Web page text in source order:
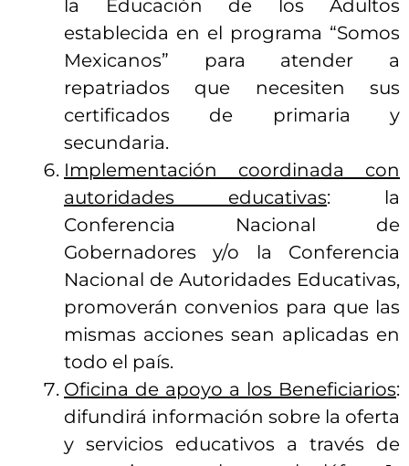
la Educación de los Adultos
establecida en el programa “Somos
Mexicanos” para atender a
repatriados que necesiten sus
certificados de primaria y
secundaria.
Implementación coordinada con
autoridades educativas: la
Conferencia Nacional de
Gobernadores y/o la Conferencia
Nacional de Autoridades Educativas,
promoverán convenios para que las
mismas acciones sean aplicadas en
todo el país.
Oficina de apoyo a los Beneficiarios:
difundirá información sobre la oferta
y servicios educativos a través de